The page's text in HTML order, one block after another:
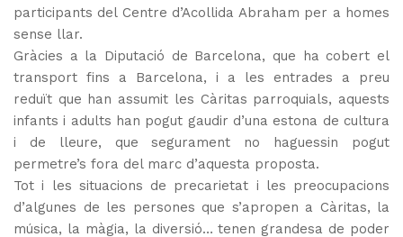
participants del Centre d’Acollida Abraham per a homes
sense llar.
Gràcies a la Diputació de Barcelona, que ha cobert el
transport fins a Barcelona, i a les entrades a preu
reduït que han assumit les Càritas parroquials, aquests
infants i adults han pogut gaudir d’una estona de cultura
i de lleure, que segurament no haguessin pogut
permetre’s fora del marc d’aquesta proposta.
Tot i les situacions de precarietat i les preocupacions
d’algunes de les persones que s’apropen a Càritas, la
música, la màgia, la diversió… tenen grandesa de poder